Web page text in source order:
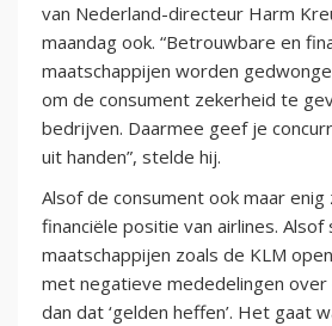
van Nederland-directeur Harm
maandag ook. “Betrouwbare en
maatschappijen worden
om de consument zekerheid te
bedrijven. Daarmee geef je
uit handen”, stelde hij.
Alsof de consument ook maar
financiële positie van airlines. Alsof
maatschappijen zoals de KLM
met negatieve mededelingen over
dan dat ‘gelden heffen’. Het gaat